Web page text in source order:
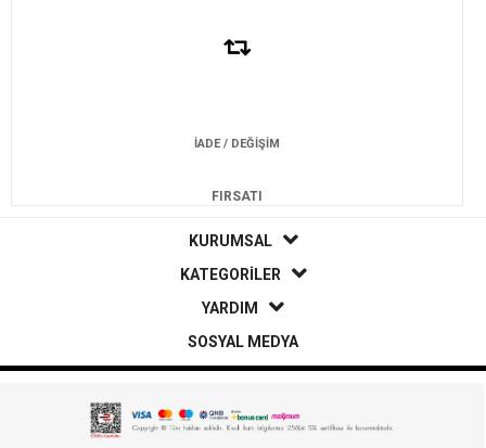
İADE / DEĞİŞİM
FIRSATI
KURUMSAL
KATEGORİLER
YARDIM
SOSYAL MEDYA